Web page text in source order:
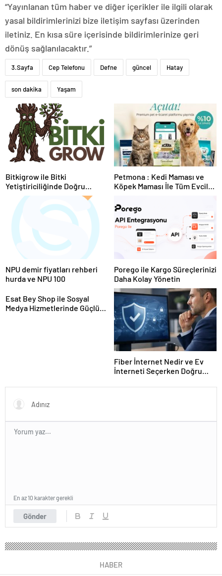
“Yayınlanan tüm haber ve diğer içerikler ile ilgili olarak
yasal bildirimlerinizi bize iletişim sayfası üzerinden
iletiniz. En kısa süre içerisinde bildirimlerinize geri
dönüş sağlanılacaktır.”
3.Sayfa Cep Telefonu Defne güncel Hatay
son dakika Yaşam
Bitkigrow ile Bitki
Yetiştiriciliğinde Doğru
Ekipman ve Ürün Seçimi
Petmona : Kedi Maması ve
Köpek Maması İle Tüm Evcil
NPU demir fiyatları rehberi
hurda ve NPU 100
Porego ile Kargo Süreçlerinizi
Daha Kolay Yönetin
Esat Bey Shop ile Sosyal
Medya Hizmetlerinde Güçlü
Fiber İnternet Nedir ve Ev
İnterneti Seçerken Doğru
Gönder
En az 10 karakter gerekli
HABER